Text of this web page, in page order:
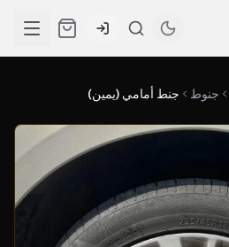
جنوط جنط أمامي (يمين)